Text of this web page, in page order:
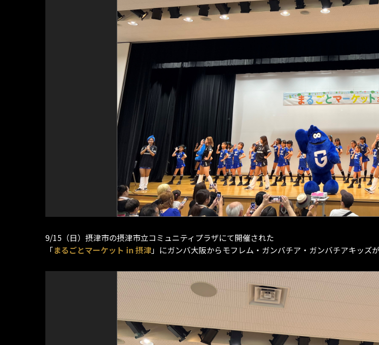
9/15（日）摂津市の摂津市立コミュニティプラザにて開催された
「まるごとマーケット in 摂津」にガンバ大阪からモフレム・ガンバチア・ガンバチアキッズ